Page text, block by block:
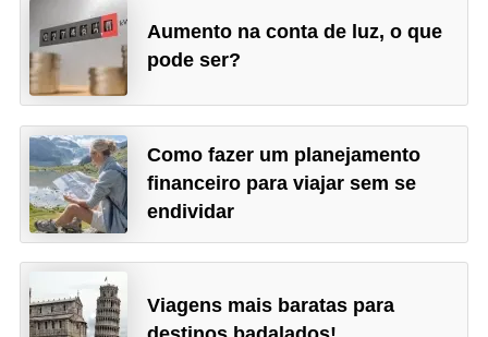
Aumento na conta de luz, o que
pode ser?
Como fazer um planejamento
financeiro para viajar sem se
endividar
Viagens mais baratas para